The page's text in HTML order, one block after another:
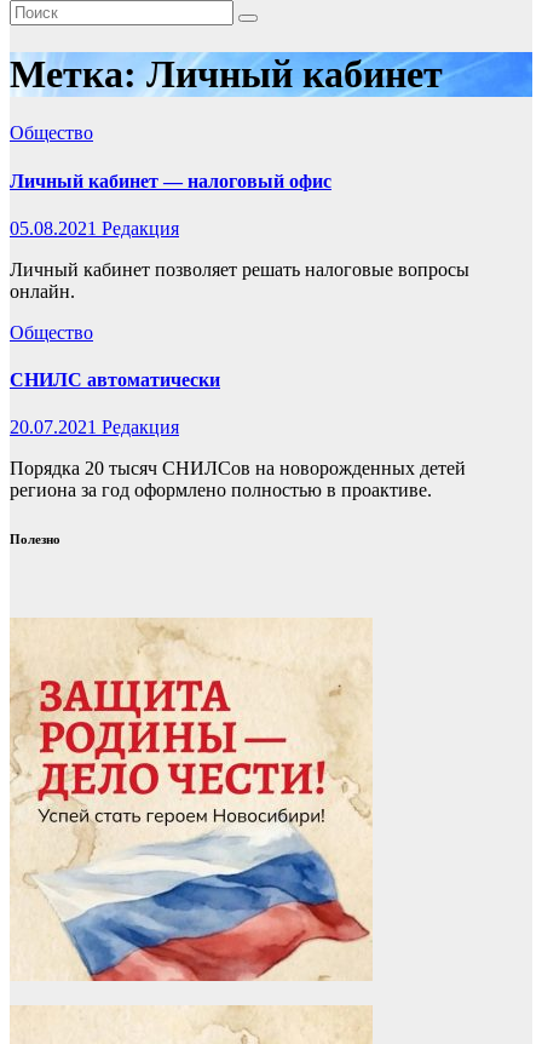
Метка:Личный кабинет
Общество
Личный кабинет — налоговый офис
05.08.2021 Редакция
Личный кабинет позволяет решать налоговые вопросы
онлайн.
Общество
СНИЛС автоматически
20.07.2021 Редакция
Порядка 20 тысяч СНИЛСов на новорожденных детей
региона за год оформлено полностью в проактиве.
Полезно